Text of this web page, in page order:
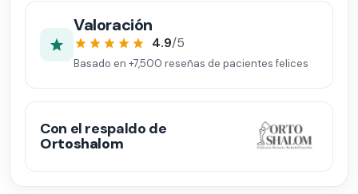
Valoración
4.9/5
Basado en +7,500 reseñas de pacientes felices
Con el respaldo de
Ortoshalom